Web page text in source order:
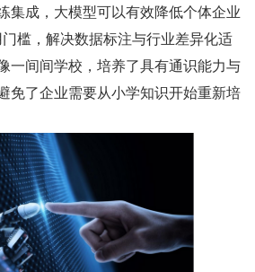
集成，大模型可以有效降低个体企业
槛，解决数据标注与行业差异化适
一间间学校，培养了具有通识能力与
免了企业需要从小学知识开始重新培